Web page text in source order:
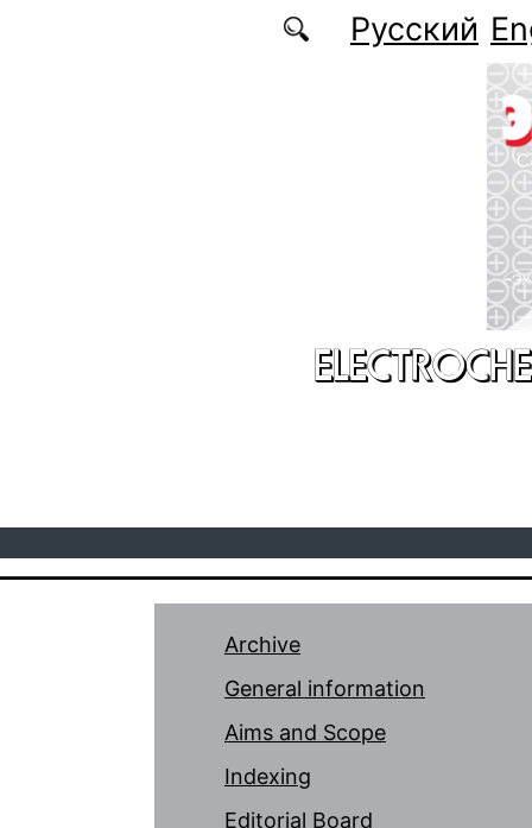
Русский
Archive
General information
Aims and Scope
Indexing
Editorial Board